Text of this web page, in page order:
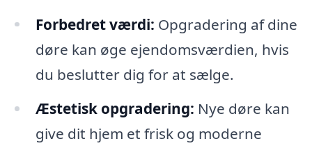
Forbedret værdi: Opgradering af dine
døre kan øge ejendomsværdien, hvis
du beslutter dig for at sælge.
Æstetisk opgradering: Nye døre kan
give dit hjem et frisk og moderne